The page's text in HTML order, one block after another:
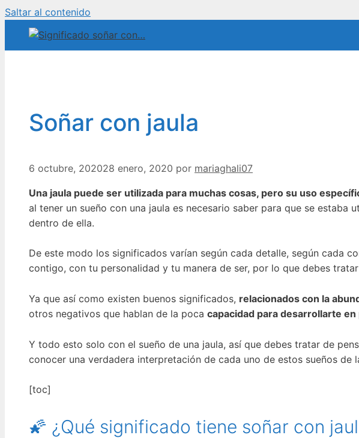
Saltar al contenido
Soñar con jaula
6 octubre, 202028 enero, 2020 por mariaghali07
Una jaula puede ser utilizada para muchas cosas, pero su uso
al tener un sueño con una jaula es necesario saber para que se
dentro de ella.
De este modo los significados varían según cada detalle, según cada
contigo, con tu personalidad y tu manera de ser, por lo que debes
Ya que así como existen buenos significados, relacionados con la
otros negativos que hablan de la poca capacidad para desarrollarte
Y todo esto solo con el sueño de una jaula, así que debes tratar de
conocer una verdadera interpretación de cada uno de estos sueños de
[toc]
🌠 ¿Qué significado tiene soñar con